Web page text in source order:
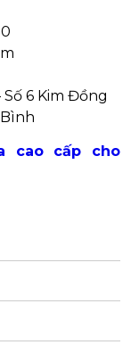
6 Kim Đồng
Bình
cao cấp cho